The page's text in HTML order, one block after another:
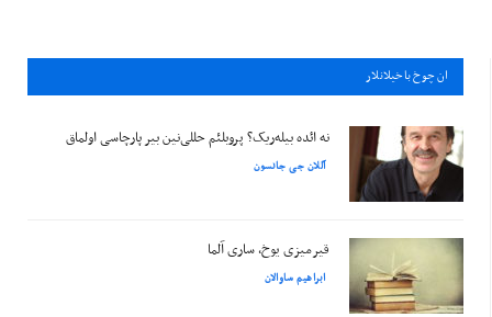
ان چوخ باخيلانلار
نه ائده بیله‌ریک؟ پروبلئم حللی‌نین بیر پارچاسی اولماق
آللان جی جانسون
قیرمیزی یوخ، ساری آلما
ابراهیم ساوالان